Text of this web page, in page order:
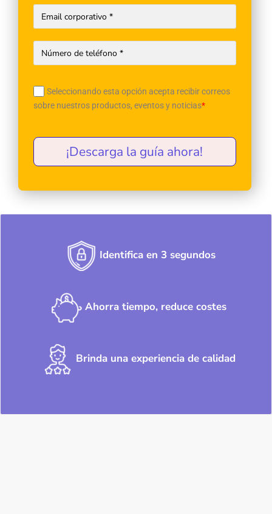
Seleccionando esta opción acepta recibir correos
sobre nuestros productos, eventos y noticias*
¡Descarga la guía ahora!
Identifica en 3 segundos
Ahorra tiempo, reduce costes
Brinda una experiencia de calidad